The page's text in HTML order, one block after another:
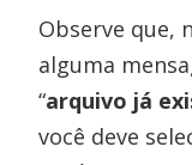
Observe que,
alguma
“arquivo já
você deve